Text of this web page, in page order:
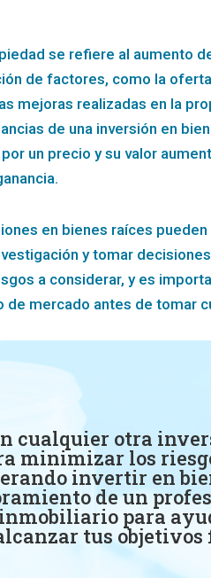
se refiere al aumento
de factores, como la
mejoras realizadas en la
de una inversión en
un precio y su valor
en bienes raíces
y tomar
a considerar, y es
de mercado antes de tomar
cualquier otra
minimizar los
invertir en
de un
para
tus objetivos